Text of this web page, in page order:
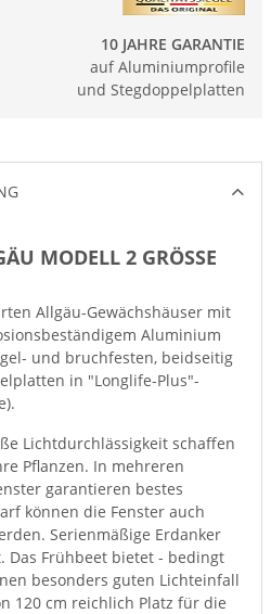
10 JAHRE GARANTIE
auf Aluminiumprofile
und Stegdoppelplatten
MODELL 2 GRÖSSE 1
Allgäu-Gewächshäuser mit
Aluminium
und bruchfesten, beidseitig
in "Longlife-Plus"-
Lichtdurchlässigkeit schaffen
Pflanzen. In mehreren
garantieren bestes
können die Fenster auch
Serienmäßige Erdanker
Das Frühbeet bietet - bedingt
besonders guten Lichteinfall
120 cm reichlich Platz für die